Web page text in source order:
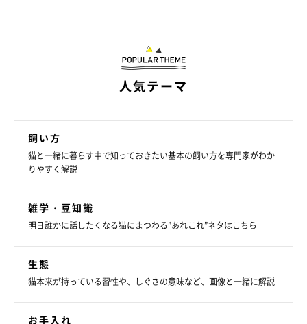
人気テーマ
飼い方
猫と一緒に暮らす中で知っておきたい基本の飼い方を専門家がわか
りやすく解説
雑学・豆知識
明日誰かに話したくなる猫にまつわる”あれこれ”ネタはこちら
生態
猫本来が持っている習性や、しぐさの意味など、画像と一緒に解説
お手入れ